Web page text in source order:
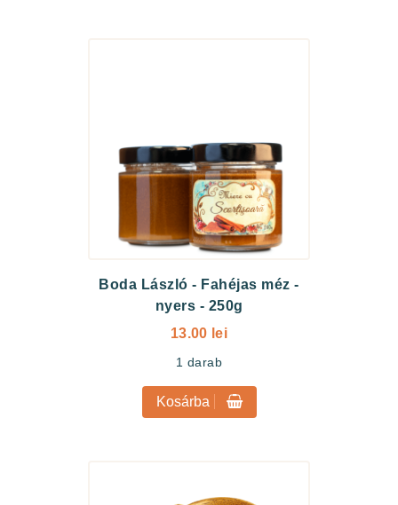
Boda László - Fahéjas méz -
nyers - 250g
13.00 lei
1 darab
Kosárba